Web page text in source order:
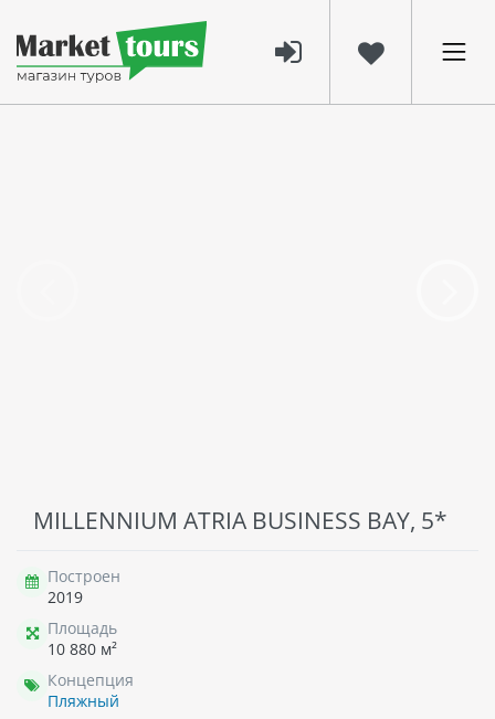
MILLENNIUM ATRIA BUSINESS BAY, 5*
Построен
2019
Площадь
10 880 м²
Концепция
Пляжный